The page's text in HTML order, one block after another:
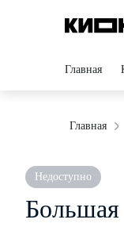
Главная
Главная
Недоступно